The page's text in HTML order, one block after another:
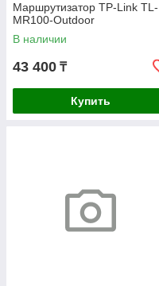
Маршрутизатор TP-Link TL-
MR100-Outdoor
В наличии
43 400 ₸
Купить